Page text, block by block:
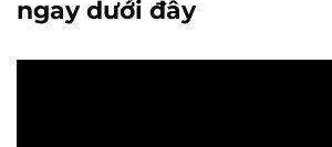
ngay dưới đây